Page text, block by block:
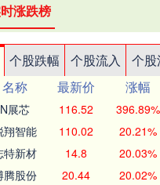
涨跌榜
个股跌幅 个股流入 个股
名称 最新价 涨幅
N展芯 116.52 396.89%
翔智能 110.02 20.21%
特新材 14.8 20.03%
腾股份 20.44 20.02%